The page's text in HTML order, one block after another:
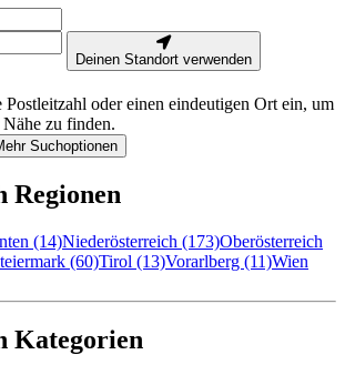
Deinen Standort verwenden
oder einen eindeutigen Ort ein, um
zu finden.
Suchoptionen
Regionen
(14)Niederösterreich (173)Oberösterreich
(60)Tirol (13)Vorarlberg (11)Wien
Kategorien